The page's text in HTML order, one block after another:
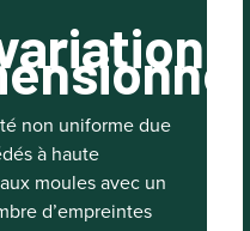
non uniforme due
à haute
moules avec un
d’empreintes